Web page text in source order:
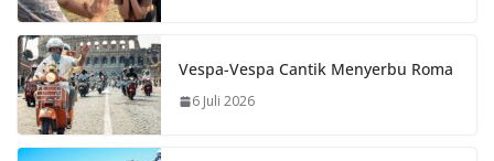
Vespa-Vespa Cantik Menyerbu Roma
6 Juli 2026